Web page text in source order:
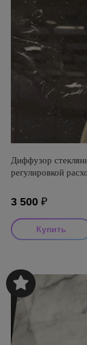
Диффузор
регулировкой
3 500 ₽